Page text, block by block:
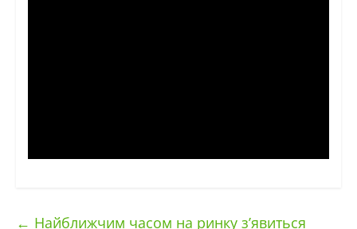
← Найближчим часом на ринку з’явиться